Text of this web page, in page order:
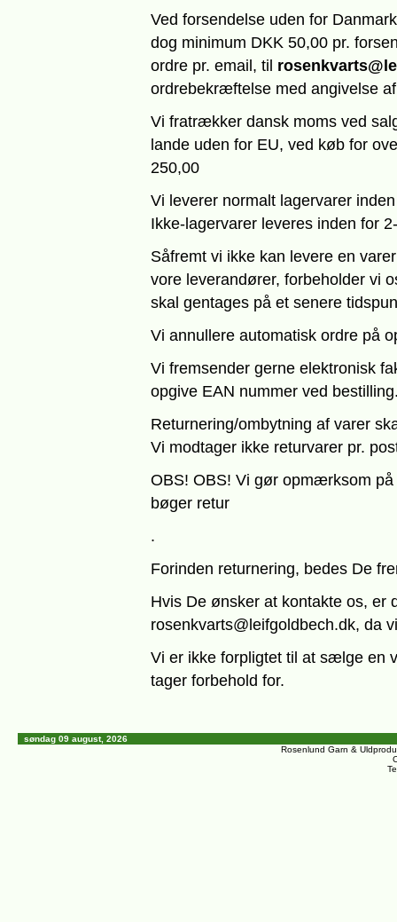
Ved forsendelse uden for
dog minimum DKK 50,00 pr.
ordre pr. email, til
ordrebekræftelse med angivelse
Vi fratrækker dansk moms ved
lande uden for EU, ved køb for
250,00
Vi leverer normalt lagervarer
Ikke-lagervarer leveres inden for
Såfremt vi ikke kan levere en
vore leverandører, forbeholder vi
skal gentages på et senere
Vi annullere automatisk ordre på
Vi fremsender gerne elektronisk
opgive EAN nummer ved
Returnering/ombytning af varer
Vi modtager ikke returvarer pr.
OBS! OBS! Vi gør opmærksom
bøger retur
.
Forinden returnering, bedes De
Hvis De ønsker at kontakte os, er
rosenkvarts@leifgoldbech.dk, da
Vi er ikke forpligtet til at sælge en
tager forbehold for.
søndag 09 august, 2026
Rosenlund Garn &